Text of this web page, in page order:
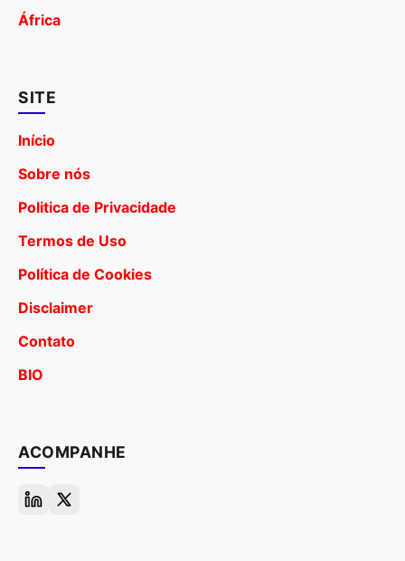
África
SITE
Início
Sobre nós
Politica de Privacidade
Termos de Uso
Política de Cookies
Disclaimer
Contato
BIO
ACOMPANHE